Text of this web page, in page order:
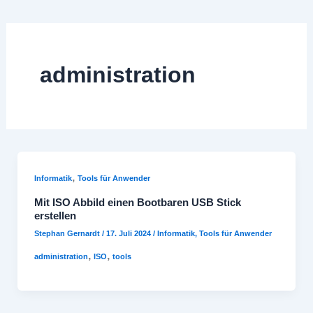
administration
Informatik, Tools für Anwender
Mit ISO Abbild einen Bootbaren USB Stick
erstellen
Stephan Gernardt / 17. Juli 2024 / Informatik, Tools für Anwender
administration, ISO, tools